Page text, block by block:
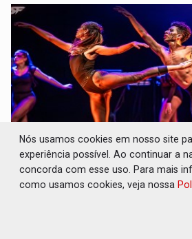
A ILHA: Coreografia de
programação do Festival de
Nós usamos cookies em nosso site
experiência possível. Ao continuar a
concorda com esse uso. Para mais
como usamos cookies, veja nossa